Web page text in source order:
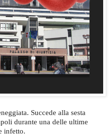
Succede alla sesta
durante una delle ultime
infetto.